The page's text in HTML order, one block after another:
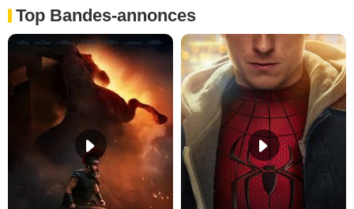
Top Bandes-annonces